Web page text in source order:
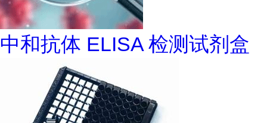
中和抗体 ELISA 检测试剂盒